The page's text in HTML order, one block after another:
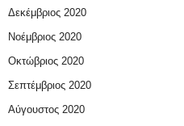
Δεκέμβριος 2020
Νοέμβριος 2020
Οκτώβριος 2020
Σεπτέμβριος 2020
Αύγουστος 2020